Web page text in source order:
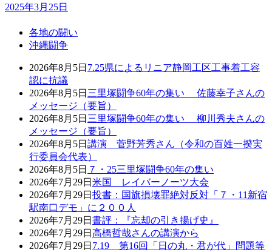
2025年3月25日
各地の闘い
沖縄闘争
2026年8月5日 7.25県によるリニア静岡工区工事着工容
認に抗議
2026年8月5日 三里塚闘争60年の集い 佐藤幸子さんの
メッセージ（要旨）
2026年8月5日 三里塚闘争60年の集い 柳川秀夫さんの
メッセージ（要旨）
2026年8月5日 講演 菅野芳秀さん（令和の百姓一揆実
行委員会代表）
2026年8月5日 ７・25三里塚闘争60年の集い
2026年7月29日 米国 レイバーノーツ大会
2026年7月29日 投書：国旗損壊罪絶対反対「７・11新宿
駅南口デモ」に２００人
2026年7月29日 書評：『忘却の引き揚げ史』
2026年7月29日 高橋哲哉さんの講演から
2026年7月29日 7.19 第16回「日の丸・君が代」問題等